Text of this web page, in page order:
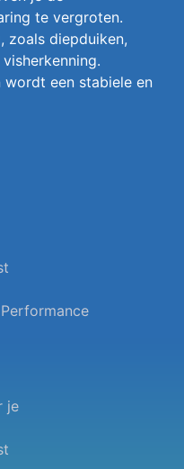
je
te vergroten.
zoals diepduiken,
wordt een stabiele en